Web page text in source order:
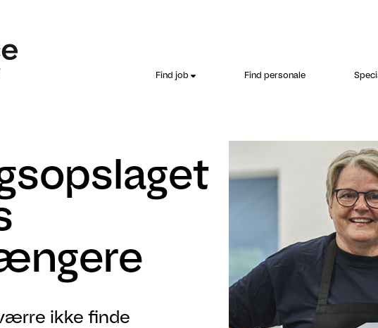
Find job Find personale
ikke finde